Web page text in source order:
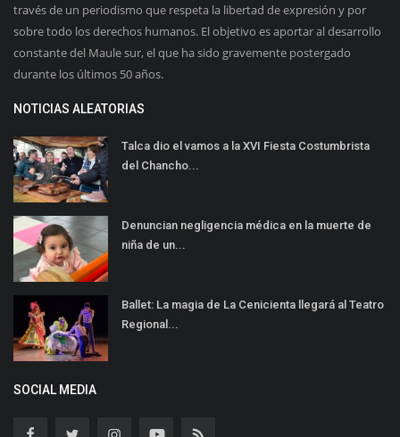
través de un periodismo que respeta la libertad de expresión y por
sobre todo los derechos humanos. El objetivo es aportar al desarrollo
constante del Maule sur, el que ha sido gravemente postergado
durante los últimos 50 años.
NOTICIAS ALEATORIAS
Talca dio el vamos a la XVI Fiesta Costumbrista
del Chancho...
Denuncian negligencia médica en la muerte de
niña de un...
Ballet: La magia de La Cenicienta llegará al Teatro
Regional...
SOCIAL MEDIA